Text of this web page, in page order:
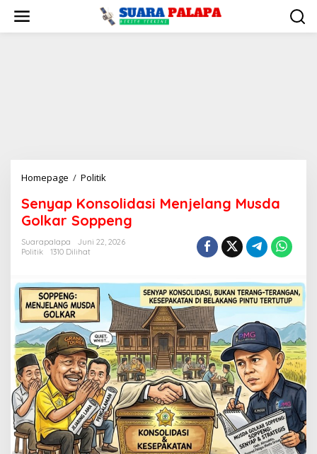
konten
Homepage / Politik
Menjelang
Musda
Soppeng
Senyap Konsolidasi Menjelang Musda
Golkar Soppeng
Suarapalapa
Juni 22, 2026
Politik
1310 Dilihat